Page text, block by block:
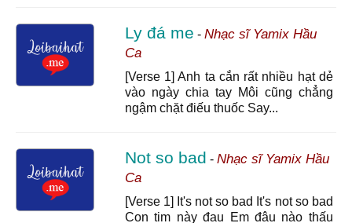
Ly đá me - Nhạc sĩ Yamix Hầu
Ca
[Verse 1] Anh ta cắn rất nhiều hạt dẻ
vào ngày chia tay Môi cũng chẳng
ngậm chặt điếu thuốc Say...
Not so bad - Nhạc sĩ Yamix Hầu
Ca
[Verse 1] It's not so bad It's not so bad
Con tim này đau Em đâu nào thấu